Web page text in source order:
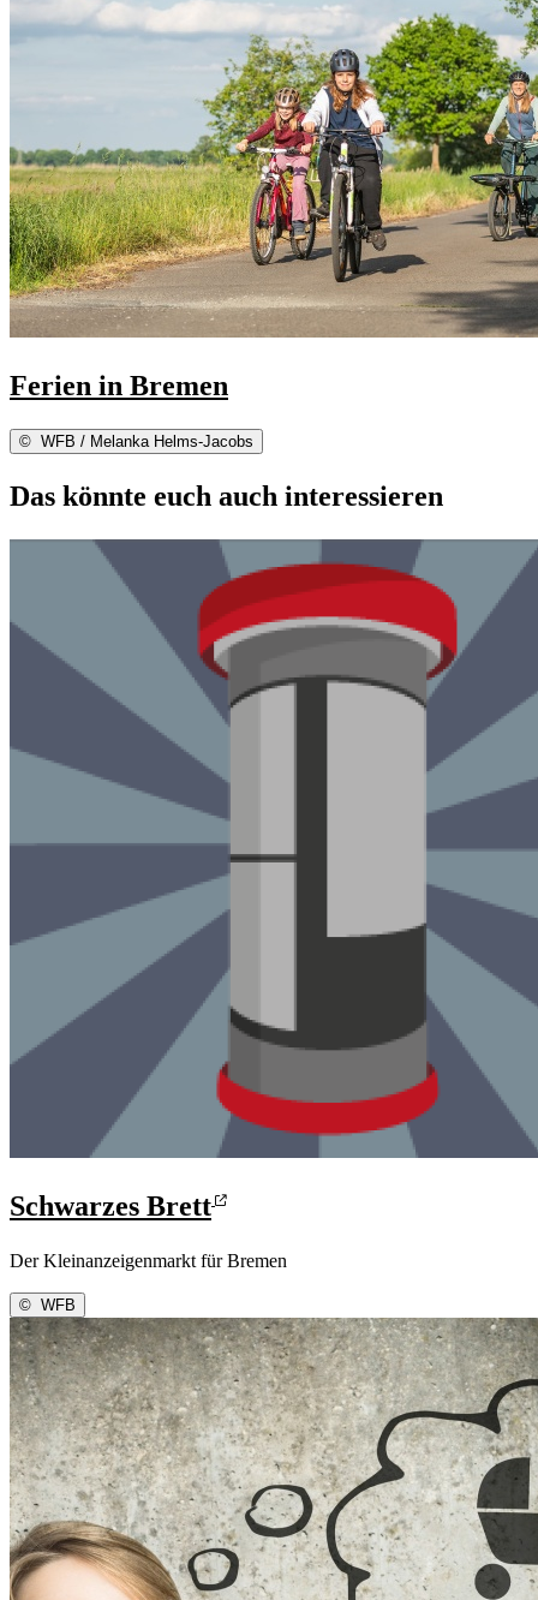
Ferien in Bremen
© WFB / Melanka Helms-Jacobs
Das könnte euch auch interessieren
Schwarzes Brett
Der Kleinanzeigenmarkt für Bremen
© WFB